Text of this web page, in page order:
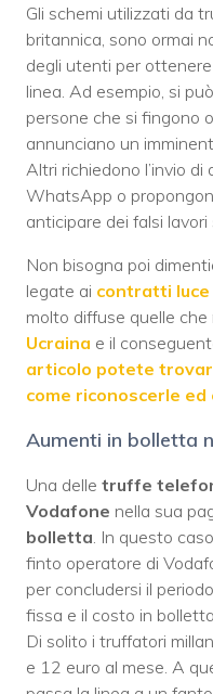
Gli schemi utilizzati da
britannica, sono ormai
degli utenti per
linea. Ad esempio, si
persone che si fingono
annunciano un
Altri richiedono l’invio
WhatsApp o
anticipare dei falsi lavori
Non bisogna poi
legate ai contratti luce
molto diffuse quelle che
Ucraina e il
articolo potete
come riconoscerle
Aumenti in bolletta
Una delle truffe
Vodafone nella sua
bolletta . In questo
finto operatore di
per concludersi il
fissa e il costo in
Di solito i truffatori
e 12 euro al mese. A